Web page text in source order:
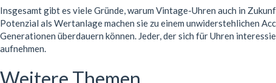
Insgesamt gibt es viele Gründe, warum Vintage-Uhren auch in
Potenzial als Wertanlage machen sie zu einem unwiderstehlichen
Generationen überdauern können. Jeder, der sich für Uhren
aufnehmen.